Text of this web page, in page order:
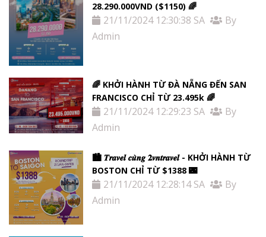
28.290.000VND ($1150) 🌈
21/11/2024 12:30:38 SA
By
Admin
🌈 KHỞI HÀNH TỪ ĐÀ NẴNG ĐẾN SAN
FRANCISCO CHỈ TỪ 23.495k 🌈
21/11/2024 12:29:23 SA
By
Admin
🏙 𝑻𝒓𝒂𝒗𝒆𝒍 𝒄𝒖̀𝒏𝒈 𝟐𝒗𝒏𝒕𝒓𝒂𝒗𝒆𝒍 - KHỞI HÀNH TỪ
BOSTON CHỈ TỪ $1388 🌃
21/11/2024 12:28:14 SA
By
Admin